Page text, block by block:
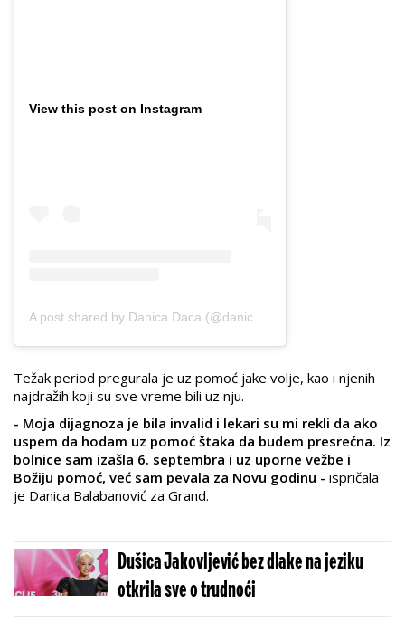
View this post on Instagram
Težak period pregurala je uz pomoć jake volje, kao i njenih
najdražih koji su sve vreme bili uz nju.
- Moja dijagnoza je bila invalid i lekari su mi rekli da ako
uspem da hodam uz pomoć štaka da budem presrećna. Iz
bolnice sam izašla 6. septembra i uz uporne vežbe i
Božiju pomoć, već sam pevala za Novu godinu - ispričala
je Danica Balabanović za Grand.
Dušica Jakovljević bez dlake na jeziku
otkrila sve o trudnoći